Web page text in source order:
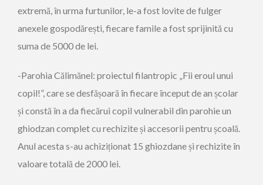
extremă, în urma furtunilor, le-a fost lovite de fulger
anexele gospodărești, fiecare famile a fost sprijinită cu
suma de 5000 de lei.
-Parohia Călimănel: proiectul filantropic „Fii eroul unui
copil!”, care se desfășoară în fiecare început de an școlar
și constă în a da fiecărui copil vulnerabil din parohie un
ghiodzan complet cu rechizite și accesorii pentru școală.
Anul acesta s-au achiziționat 15 ghiozdane și rechizite în
valoare totală de 2000 lei.